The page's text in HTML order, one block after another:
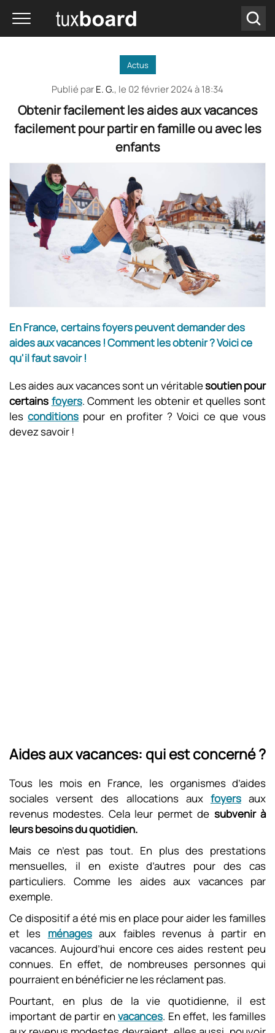
Actus
Publié parE. G., le 02 février 2024 à 18:34
Obtenir facilement les aides aux vacances
facilement pour partir en famille ou avec les
enfants
En France, certains foyers peuvent demander des
aides aux vacances ! Comment les obtenir ? Voici ce
qu'il faut savoir !
Les aides aux vacances sont un véritablesoutien pour
certains foyers. Comment les obtenir et quelles sont
lesconditions pour en profiter ? Voici ce que vous
devez savoir !
Aides aux vacances: qui est concerné ?
Tous les mois en France, les organismes d’aides
sociales versent des allocations aux foyersaux
revenus modestes. Cela leur permet de subvenir à
leurs besoins du quotidien.
Mais ce n’est pas tout. En plus des prestations
mensuelles, il en existe d’autres pour des cas
particuliers. Comme les aides aux vacances par
exemple.
Ce dispositif a été mis en place pour aider les familles
et les ménagesaux faibles revenus à partir en
vacances. Aujourd’hui encore ces aides restent peu
connues. En effet, de nombreuses personnes qui
pourraient en bénéficier ne les réclament pas.
Pourtant, en plus de la vie quotidienne, il est
important de partir en vacances. En effet, les familles